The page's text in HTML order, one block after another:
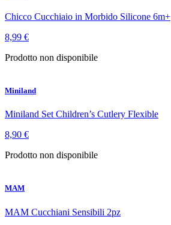
Chicco Cucchiaio in Morbido Silicone 6m+
8,99 €
Prodotto non disponibile
Miniland
Miniland Set Children’s Cutlery Flexible
8,90 €
Prodotto non disponibile
MAM
MAM Cucchiani Sensibili 2pz